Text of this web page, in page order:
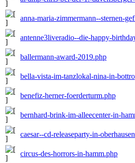
anna-maria-zimmermann--sternen-
antenne3liveradio--die-happy-
ballermann-award-2019.php
bella-vista-im-tanzlokal-nina-in-
benefiz-herner-foerderturm.php
bernhard-brink-im-alleecenter-in-
caesar--cd-releaseparty-in-
circus-des-horrors-in-hamm.php